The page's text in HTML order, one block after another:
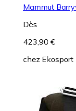
Mammut
Dès
423,90 €
chez Ekosport